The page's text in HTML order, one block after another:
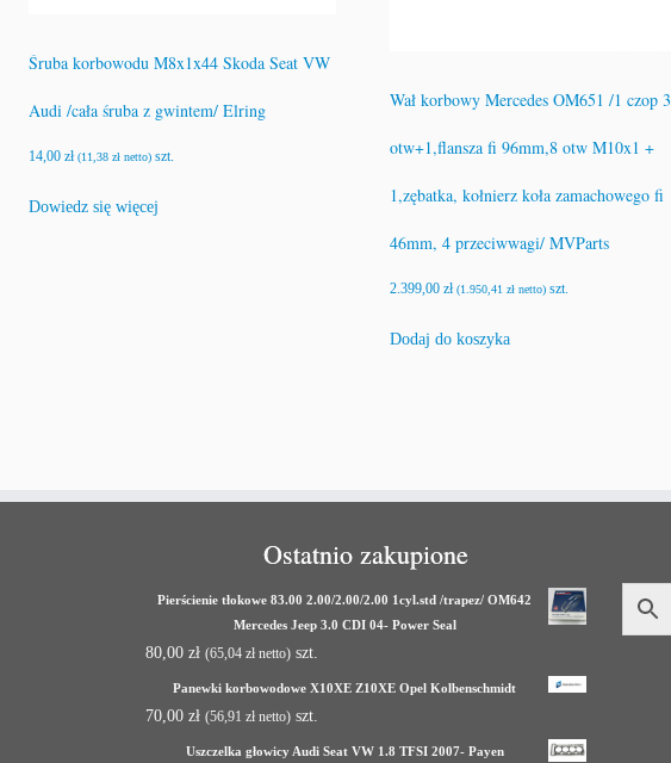
Śruba korbowodu M8x1x44 Skoda Seat VW
Audi /cała śruba z gwintem/ Elring
14,00zł (11,38zł netto) szt.
Dowiedz się więcej
Wał korbowy Mercedes OM651 /1 czop 3
otw+1,flansza fi 96mm,8 otw M10x1 +
1,zębatka, kołnierz koła zamachowego fi
46mm, 4 przeciwwagi/ MVParts
2.399,00 zł (1.950,41 złnetto)szt.
Dodaj do koszyka
Ostatnio zakupione
Pierścienie tłokowe 83.00 2.00/2.00/2.00 1cyl.std /trapez/ OM642
Mercedes Jeep 3.0 CDI 04- Power Seal
80,00 zł (65,04 zł netto) szt.
Panewki korbowodowe X10XE Z10XE Opel Kolbenschmidt
70,00 zł (56,91 zł netto) szt.
Uszczelka głowicy Audi Seat VW 1.8 TFSI 2007- Payen